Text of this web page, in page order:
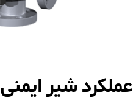
عملکرد شیر ایمنی